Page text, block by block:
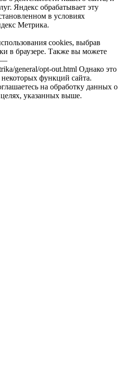
Яндекс обрабатывает эту
в условиях
Метрика.
cookies, выбрав
в браузере. Также вы можете
—
general/opt-out.html Однако это
функций сайта.
на обработку данных о
указанных выше.